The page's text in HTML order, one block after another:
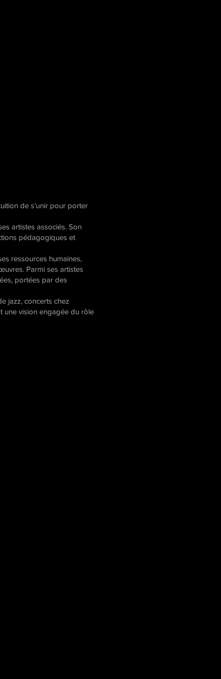
de s’unir pour porter
artistes associés. Son
pédagogiques et
ressources humaines,
Parmi ses artistes
portées par des
jazz, concerts chez
une vision engagée du rôle